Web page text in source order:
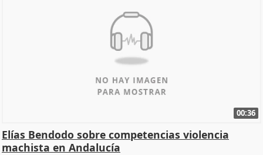
00:36
Elías Bendodo sobre competencias violencia
machista en Andalucía